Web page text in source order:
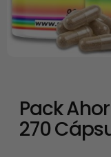
Pack
270